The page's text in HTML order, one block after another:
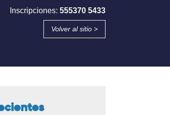
Inscripciones: 555370 5433
Volver al sitio >